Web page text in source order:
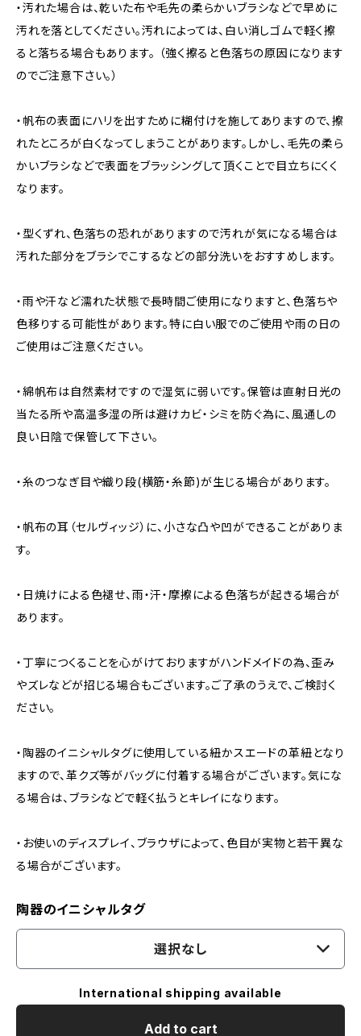
・汚れた場合は、乾いた布や毛先の柔らかいブラシなどで早めに
汚れを落としてください。汚れによっては、白い消しゴムで軽く擦
ると落ちる場合もあります。 （強く擦ると色落ちの原因になります
のでご注意下さい。）
・帆布の表面にハリを出すために糊付けを施してありますので、擦
れたところが白くなってしまうことがあります。しかし、毛先の柔ら
かいブラシなどで表面をブラッシングして頂くことで目立ちにくく
なります。
・型くずれ、色落ちの恐れがありますので汚れが気になる場合は
汚れた部分をブラシでこするなどの部分洗いをおすすめします。
・雨や汗など濡れた状態で長時間ご使用になりますと、色落ちや
色移りする可能性があります。特に白い服でのご使用や雨の日の
ご使用はご注意ください。
・綿帆布は自然素材ですので湿気に弱いです。保管は直射日光の
当たる所や高温多湿の所は避けカビ・シミを防ぐ為に、風通しの
良い日陰で保管して下さい。
・糸のつなぎ目や織り段(横筋・糸節)が生じる場合があります。
・帆布の耳（セルヴィッジ）に、小さな凸や凹ができることがありま
す。
・日焼けによる色褪せ、雨・汗・摩擦による色落ちが起きる場合が
あります。
・丁寧につくることを心がけておりますがハンドメイドの為、歪み
やズレなどが招じる場合もございます。ご了承のうえで、ご検討く
ださい。
・陶器のイニシャルタグに使用している紐かスエードの革紐となり
ますので、革クズ等がバッグに付着する場合がございます。気にな
る場合は、ブラシなどで軽く払うとキレイになります。
・お使いのディスプレイ、ブラウザによって、色目が実物と若干異な
る場合がございます。
陶器のイニシャルタグ
選択なし
International shipping available
Add to cart